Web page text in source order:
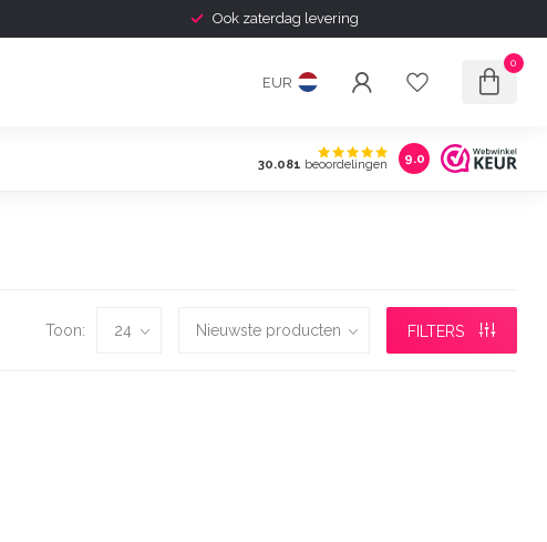
Ook zaterdag levering
EUR
0
30.081 beoordelingen 9.0
Toon: FILTERS